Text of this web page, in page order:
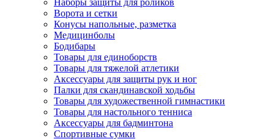
Наборы защиты для роликов
Ворота и сетки
Конусы напольные, разметка
Медицинболы
Бодибары
Товары для единоборств
Товары для тяжелой атлетики
Аксессуары для защиты рук и ног
Палки для скандинавской ходьбы
Товары для художественной гимнастики
Товары для настольного тенниса
Аксессуары для бадминтона
Спортивные сумки